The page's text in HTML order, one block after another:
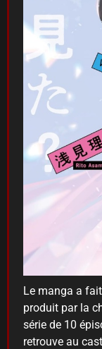
Le manga a fait
produit par la
série de 10
retrouve au